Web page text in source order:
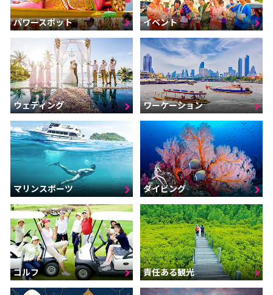
パワースポット イベント
ウェディング ワーケーション
マリンスポーツ ダイビング
ゴルフ 責任ある観光